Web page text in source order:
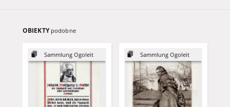
OBIEKTY podobne
Sammlung Ogoleit Sammlung Ogoleit